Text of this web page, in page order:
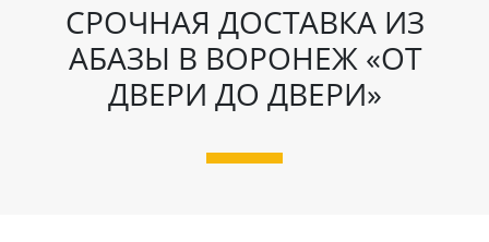
СРОЧНАЯ ДОСТАВКА ИЗ
АБАЗЫ В ВОРОНЕЖ «ОТ
ДВЕРИ ДО ДВЕРИ»